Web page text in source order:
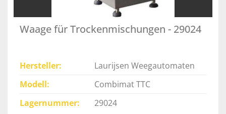
Waage für Trockenmischungen - 29024
Hersteller
Laurijsen Weegautomaten
Modell
Combimat TTC
Lagernummer
29024